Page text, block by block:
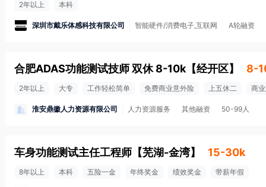
2年以上 本科
深圳市戴乐体感科技有限公司 智能硬件/消费电子,互联网 A轮融资
合肥ADAS功能测试技师 双休 8-10k 【经开区】 8-
2年以上 大专 工作轻松简单 免费商业意外险 上五休二 商
淮安鼎徽人力资源有限公司 人力资源服务 其他融资 50-99人
车身功能测试主任工程师 【芜湖-金湾】 15-30k
8年以上 本科 五险一金 年终奖金 绩效奖金 带薪年假